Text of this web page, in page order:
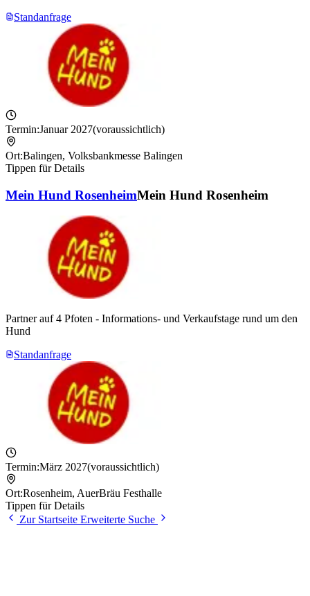
Standanfrage
Termin:Januar 2027(voraussichtlich)
Ort:Balingen, Volksbankmesse Balingen
Tippen für Details
Mein Hund RosenheimMein Hund Rosenheim
Partner auf 4 Pfoten - Informations- und Verkaufstage rund um den
Hund
Standanfrage
Termin:März 2027(voraussichtlich)
Ort:Rosenheim, AuerBräu Festhalle
Tippen für Details
Zur Startseite Erweiterte Suche